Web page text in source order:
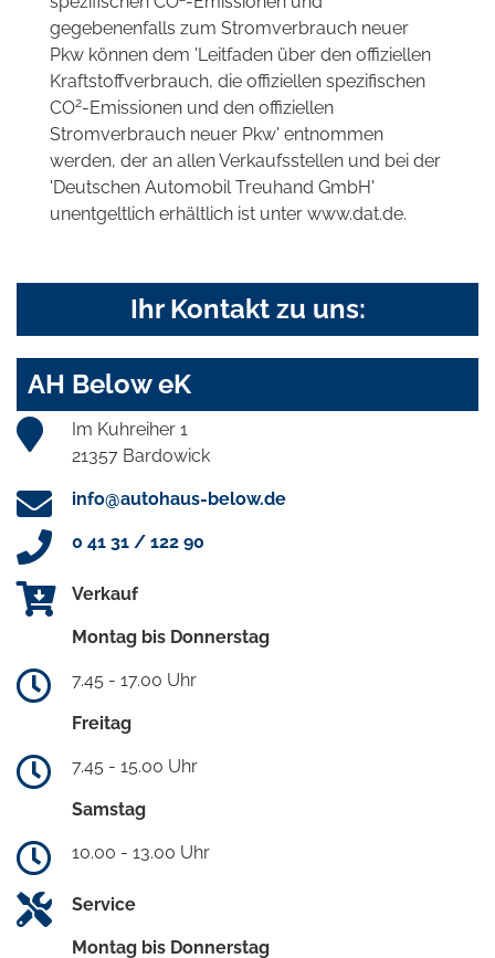
gegebenenfalls zum Stromverbrauch neuer
Pkw können dem 'Leitfaden über den offiziellen
Kraftstoffverbrauch, die offiziellen spezifischen
CO2-Emissionen und den offiziellen
Stromverbrauch neuer Pkw' entnommen
werden, der an allen Verkaufsstellen und bei der
'Deutschen Automobil Treuhand GmbH'
unentgeltlich erhältlich ist unter www.dat.de.
Ihr Kontakt zu uns:
AH Below eK
Im Kuhreiher 1
21357 Bardowick
info@autohaus-below.de
0 41 31 / 122 90
Verkauf
Montag bis Donnerstag
7.45 - 17.00 Uhr
Freitag
7.45 - 15.00 Uhr
Samstag
10.00 - 13.00 Uhr
Service
Montag bis Donnerstag